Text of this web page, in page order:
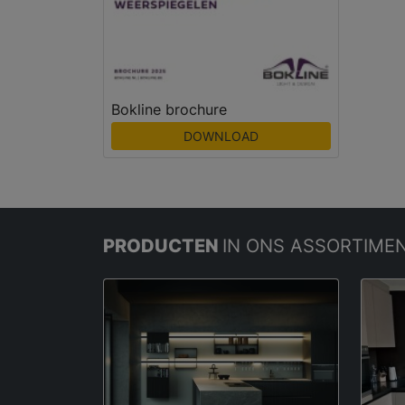
Bokline brochure
DOWNLOAD
PRODUCTEN IN ONS